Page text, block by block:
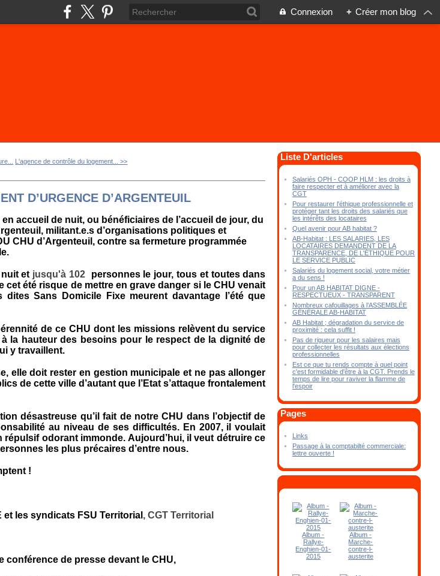
Connexion + Créer mon blog
L'agence de contrôle du logement... >>
D’URGENCE D’ARGENTEUIL
accueil de nuit, ou bénéficiaires de l’accueil de jour, du
militant.e.s d’organisations politiques et
CHU d’Argenteuil, contre sa fermeture programmée
et jusqu'à 102
personnes le jour, tous et toutes dans
été risque de mettre en grave danger si le CHU venait
Sans Domicile Fixe meurent davantage l’été que
de ce CHU dont les missions relèvent du service
la hauteur des besoins pour le respect de la dignité de
y travaillent.
elle doit rester en gestion municipale et ne pas allonger
de cette ville d’autant que l’Etat s’attaque frontalement
désastreuse qu’il fait de notre CHU dans l’objectif de
au niveau de ses difficultés. En 2007, il voulait
odorant immonde. Aujourd’hui, il veut détruire ce
les plus précaires d’entre nous.
!
et les syndicats FSU Territorial , CGT Territorial
conférence de presse devant le CHU,
Liste D'articles
Salariés OPH - COOP HLM : les droits à
faire respecter et à améliorer avec la
CGT
Pour restaurer l'éthique professionnelle et
protéger tant les droits des salariés que
les intérêts des locataires
Quel avenir pour AB habitat ?
AB-Habitat : LES SALARIES, LES
LOCATAIRES DEMANDENT DE LA
TRANSPARENCE, DE L'ÉTHIQUE POUR
LE SERVICE PUBLIC
Salariés du logement social, votre métier
a du sens !
Pour un AB HABITAT DIGNE -
RESPECTUEUX - TRANSPARENT
Nombreux cafouillages à l’ASSEMBLÉE
GÉNÉRALE AB-HABITAT
AB Habitat ; dégradation du service de
proximité : cela suffit !
Pas de rigueur pour les salaires mais
pour collecter les résultats aux élections
professionnelles
Est ce que tu rends compte à quel point
c'est formidable d'être à la CGT. Prends le
temps de lire pour raviver la flamme de
l'espoir
Pages
Links
Passage à la comptabilté commerciale:
lettre ouverte !
Album -
Rallye-
Enghien-01-
2015
Album -
Marche-
contre-l-
austerite